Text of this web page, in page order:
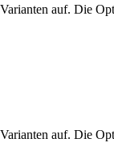
auf. Die
auf. Die